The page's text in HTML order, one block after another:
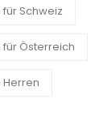
Schweiz
Österreich